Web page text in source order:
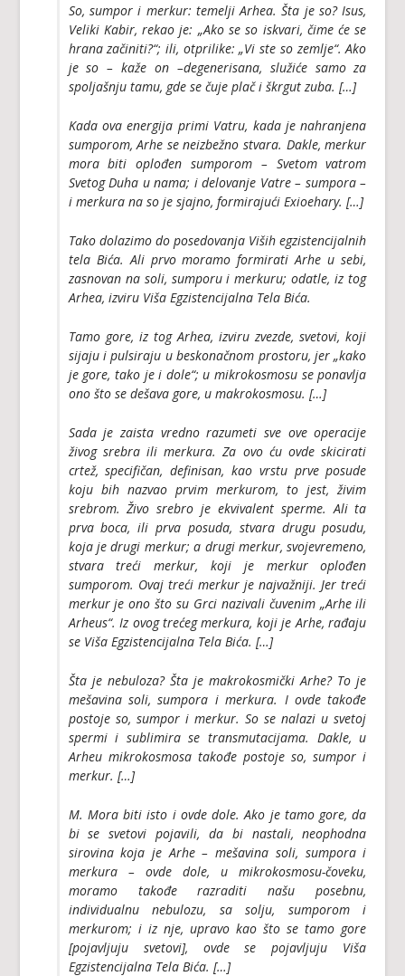
So, sumpor i merkur: temelji Arhea. Šta je so? Isus,
Veliki Kabir, rekao je: „Ako se so iskvari, čime će se
hrana začiniti?“; ili, otprilike: „Vi ste so zemlje“. Ako
je so – kaže on –degenerisana, služiće samo za
spoljašnju tamu, gde se čuje plač i škrgut zuba. […]
Kada ova energija primi Vatru, kada je nahranjena
sumporom, Arhe se neizbežno stvara. Dakle, merkur
mora biti oplođen sumporom – Svetom vatrom
Svetog Duha u nama; i delovanje Vatre – sumpora –
i merkura na so je sjajno, formirajući Exioehary. […]
Tako dolazimo do posedovanja Viših egzistencijalnih
tela Bića. Ali prvo moramo formirati Arhe u sebi,
zasnovan na soli, sumporu i merkuru; odatle, iz tog
Arhea, izviru Viša Egzistencijalna Tela Bića.
Tamo gore, iz tog Arhea, izviru zvezde, svetovi, koji
sijaju i pulsiraju u beskonačnom prostoru, jer „kako
je gore, tako je i dole“; u mikrokosmosu se ponavlja
ono što se dešava gore, u makrokosmosu. […]
Sada je zaista vredno razumeti sve ove operacije
živog srebra ili merkura. Za ovo ću ovde skicirati
crtež, specifičan, definisan, kao vrstu prve posude
koju bih nazvao prvim merkurom, to jest, živim
srebrom. Živo srebro je ekvivalent sperme. Ali ta
prva boca, ili prva posuda, stvara drugu posudu,
koja je drugi merkur; a drugi merkur, svojevremeno,
stvara treći merkur, koji je merkur oplođen
sumporom. Ovaj treći merkur je najvažniji. Jer treći
merkur je ono što su Grci nazivali čuvenim „Arhe ili
Arheus“. Iz ovog trećeg merkura, koji je Arhe, rađaju
se Viša Egzistencijalna Tela Bića. […]
Šta je nebuloza? Šta je makrokosmički Arhe? To je
mešavina soli, sumpora i merkura. I ovde takođe
postoje so, sumpor i merkur. So se nalazi u svetoj
spermi i sublimira se transmutacijama. Dakle, u
Arheu mikrokosmosa takođe postoje so, sumpor i
merkur. […]
M. Mora biti isto i ovde dole. Ako je tamo gore, da
bi se svetovi pojavili, da bi nastali, neophodna
sirovina koja je Arhe – mešavina soli, sumpora i
merkura – ovde dole, u mikrokosmosu-čoveku,
moramo takođe razraditi našu posebnu,
individualnu nebulozu, sa solju, sumporom i
merkurom; i iz nje, upravo kao što se tamo gore
[pojavljuju svetovi], ovde se pojavljuju Viša
Egzistencijalna Tela Bića. […]